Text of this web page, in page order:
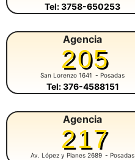
Tel: 3758-650253
Agencia
205
San Lorenzo 1641 - Posadas
Tel: 376-4588151
Agencia
217
Av. López y Planes 2689 - Posadas